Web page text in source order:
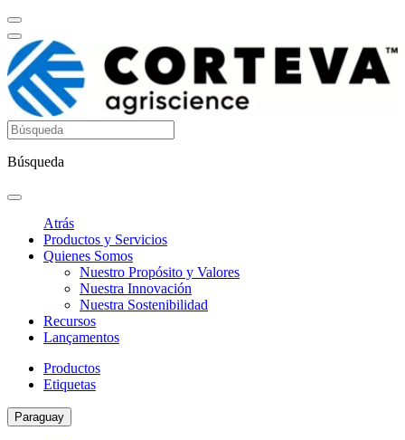
Búsqueda
Atrás
Productos y Servicios
Quienes Somos
Nuestro Propósito y Valores
Nuestra Innovación
Nuestra Sostenibilidad
Recursos
Lançamentos
Productos
Etiquetas
Paraguay